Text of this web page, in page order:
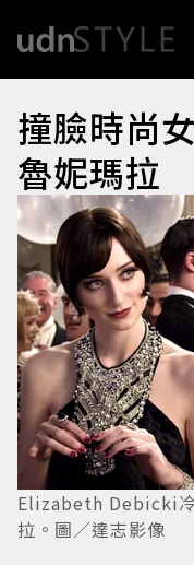
撞臉時尚
魯妮瑪拉
Elizabeth Debicki
拉。圖／達志影像